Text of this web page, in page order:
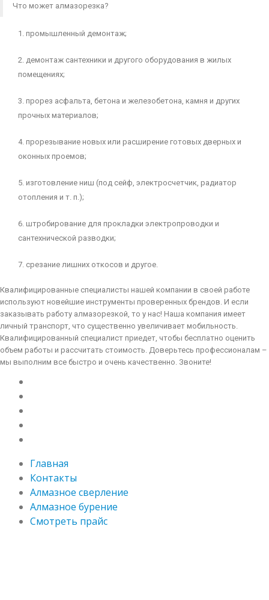
Что может алмазорезка?
1. промышленный демонтаж;
2. демонтаж сантехники и другого оборудования в жилых
помещениях;
3. прорез асфальта, бетона и железобетона, камня и других
прочных материалов;
4. прорезывание новых или расширение готовых дверных и
оконных проемов;
5. изготовление ниш (под сейф, электросчетчик, радиатор
отопления и т. п.);
6. штробирование для прокладки электропроводки и
сантехнической разводки;
7. срезание лишних откосов и другое.
Квалифицированные специалисты нашей компании в своей работе
используют новейшие инструменты проверенных брендов. И если
заказывать работу алмазорезкой, то у нас! Наша компания имеет
личный транспорт, что существенно увеличивает мобильность.
Квалифицированный специалист приедет, чтобы бесплатно оценить
объем работы и рассчитать стоимость. Доверьтесь профессионалам –
мы выполним все быстро и очень качественно. Звоните!
Главная
Контакты
Алмазное сверление
Алмазное бурение
Смотреть прайс